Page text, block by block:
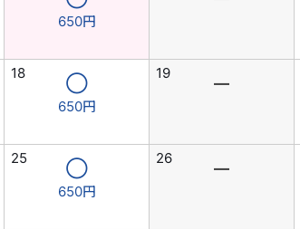
650円
18
◯
650円
19
―
25
◯
650円
26
―